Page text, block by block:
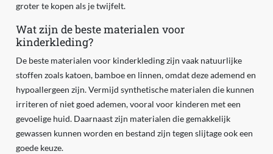
groter te kopen als je twijfelt.
Wat zijn de beste materialen voor
kinderkleding?
De beste materialen voor kinderkleding zijn vaak natuurlijke
stoffen zoals katoen, bamboe en linnen, omdat deze ademend en
hypoallergeen zijn. Vermijd synthetische materialen die kunnen
irriteren of niet goed ademen, vooral voor kinderen met een
gevoelige huid. Daarnaast zijn materialen die gemakkelijk
gewassen kunnen worden en bestand zijn tegen slijtage ook een
goede keuze.